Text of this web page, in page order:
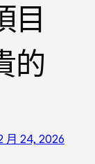
目
的
月 24, 2026